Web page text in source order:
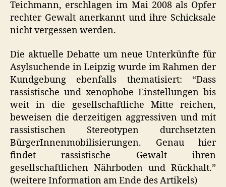
Teichmann, erschlagen im Mai 2008 als Opfer
rechter Gewalt anerkannt und ihre Schicksale
nicht vergessen werden.
Die aktuelle Debatte um neue Unterkünfte für
Asylsuchende in Leipzig wurde im Rahmen der
Kundgebung ebenfalls thematisiert: “Dass
rassistische und xenophobe Einstellungen bis
weit in die gesellschaftliche Mitte reichen,
beweisen die derzeitigen aggressiven und mit
rassistischen Stereotypen durchsetzten
BürgerInnenmobilisierungen. Genau hier
findet rassistische Gewalt ihren
gesellschaftlichen Nährboden und Rückhalt.”
(weitere Information am Ende des Artikels)